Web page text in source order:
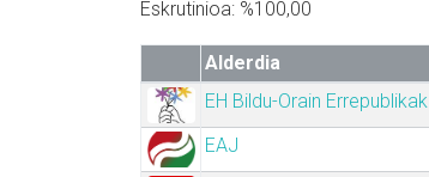
Eskrutinioa: %100,00
Alderdia
EH Bildu-Orain Errepublikak
EAJ